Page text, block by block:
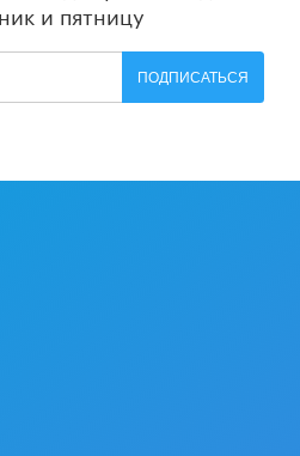
и пятницу
ПОДПИСАТЬСЯ